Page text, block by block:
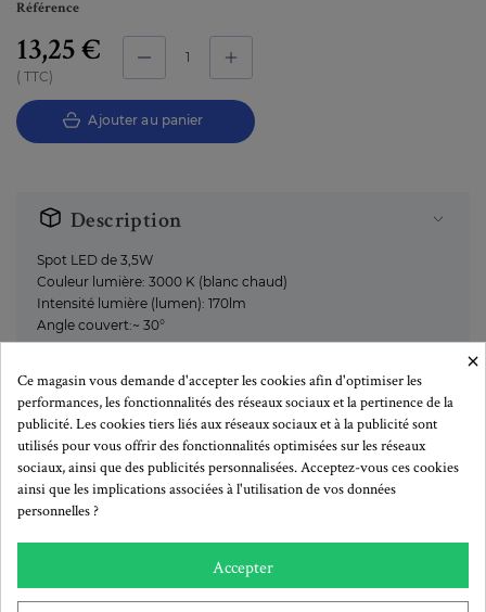
Référence
13,25 €
TTC
Ajouter au panier
Description
Spot LED de 3,5W
Couleur lumière: 3000 K (blanc chaud)
Intensité lumière (lumen): 170lm
Angle couvert:~ 30°
Plus de détails
Remises quantitatives
×
Ce magasin vous demande d'accepter les cookies afin d'optimiser les
performances, les fonctionnalités des réseaux sociaux et la pertinence de la
publicité. Les cookies tiers liés aux réseaux sociaux et à la publicité sont
utilisés pour vous offrir des fonctionnalités optimisées sur les réseaux
sociaux, ainsi que des publicités personnalisées. Acceptez-vous ces cookies
ainsi que les implications associées à l'utilisation de vos données
personnelles ?
Accepter